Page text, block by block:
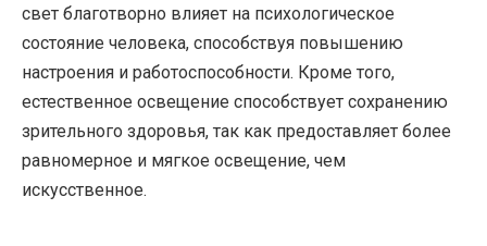
свет благотворно влияет на психологическое
состояние человека, способствуя повышению
настроения и работоспособности. Кроме того,
естественное освещение способствует сохранению
зрительного здоровья, так как предоставляет более
равномерное и мягкое освещение, чем
искусственное.